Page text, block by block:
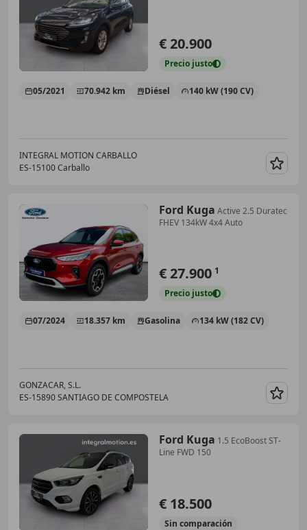
€ 20.900
Precio justo
05/2021 70.942 km Diésel 140 kW (190 CV)
INTEGRAL MOTION CARBALLO
ES-15100 Carballo
Ford Kuga Active 2.5 Duratec
FHEV 134kW 4x4 Auto
€ 27.900 1
Precio justo
07/2024 18.357 km Gasolina 134 kW (182 CV)
GONZACAR, S.L.
ES-15890 SANTIAGO DE COMPOSTELA
Ford Kuga 1.5 EcoBoost ST-
Line FWD 150
€ 18.500
Sin comparación